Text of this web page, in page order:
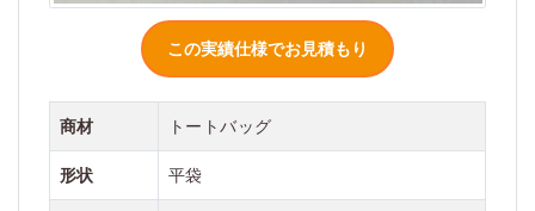
商材 トートバッグ
形状 平袋